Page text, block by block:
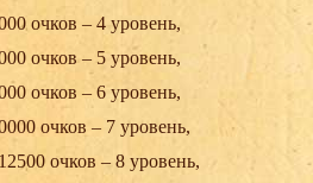
очков – 4 уровень,
очков – 5 уровень,
очков – 6 уровень,
очков – 7 уровень,
очков – 8 уровень,